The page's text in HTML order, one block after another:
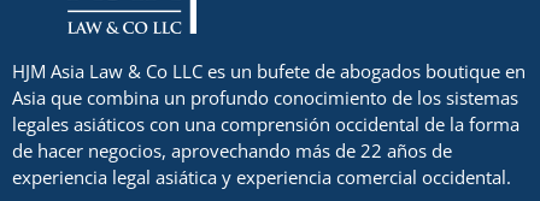
HJM Asia Law & Co LLC es un bufete de abogados boutique en
Asia que combina un profundo conocimiento de los sistemas
legales asiáticos con una comprensión occidental de la forma
de hacer negocios, aprovechando más de 22 años de
experiencia legal asiática y experiencia comercial occidental.